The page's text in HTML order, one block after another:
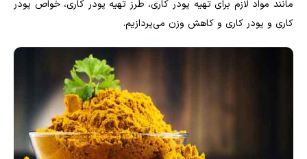
مانند مواد لازم برای تهیه پودر کاری، طرز تهیه پودر کاری، خواص پودر
کاری و پودر کاری و کاهش وزن می‌پردازیم.